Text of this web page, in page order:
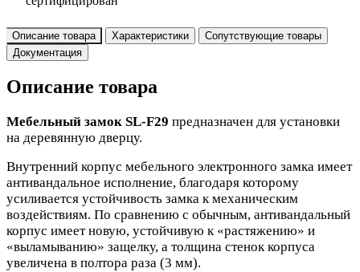
Описание товара Характеристики
Сопутствующие товары
Документация
Описание товара
Мебельный замок SL-F29 предназначен для установки
на деревянную дверцу.
Внутренний корпус мебельного электронного замка имеет
антивандальное исполнение, благодаря которому
усиливается устойчивость замка к механическим
воздействиям. По сравнению с обычным, антивандальный
корпус имеет новую, устойчивую к «растяжению» и
«выламыванию» защелку, а толщина стенок корпуса
увеличена в полтора раза (3 мм).